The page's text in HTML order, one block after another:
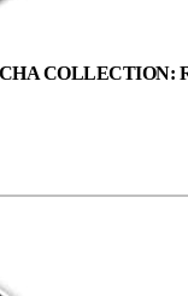
COLLECTION: